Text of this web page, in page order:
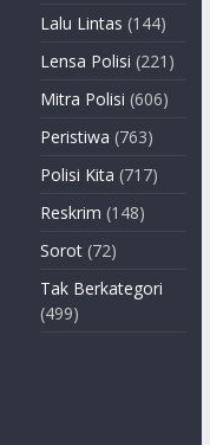
Lalu Lintas (144)
Lensa Polisi (221)
Mitra Polisi (606)
Peristiwa (763)
Polisi Kita (717)
Reskrim (148)
Sorot (72)
Tak Berkategori
(499)